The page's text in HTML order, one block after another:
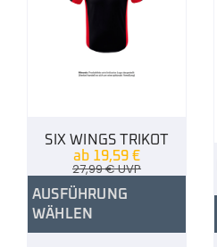
SIX WINGS TRIKOT
ab 19,59 €
27,99€UVP
AUSFÜHRUNG
WÄHLEN